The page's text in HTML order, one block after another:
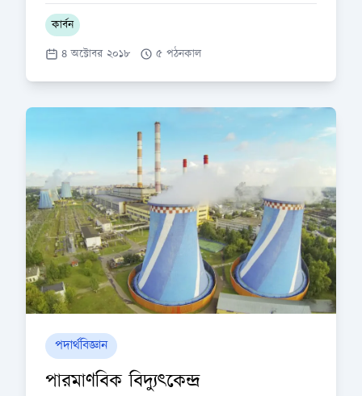
কার্বন
৪ অক্টোবর ২০১৮
৫ পঠনকাল
পদার্থবিজ্ঞান
পারমাণবিক বিদ্যুৎকেন্দ্র